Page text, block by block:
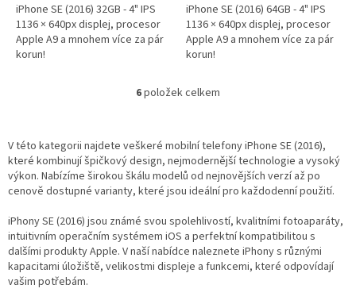
iPhone SE (2016) 32GB - 4" IPS
1136 × 640px displej, procesor
Apple A9 a mnohem více za pár
korun!
iPhone SE (2016) 64GB - 4" IPS
1136 × 640px displej, procesor
Apple A9 a mnohem více za pár
korun!
O
á
d
a
c
p
r
v
k
6položek celkem
V této kategorii najdete veškeré mobilní telefony iPhone SE (2016),
které kombinují špičkový design, nejmodernější technologie a vysoký
výkon. Nabízíme širokou škálu modelů od nejnovějších verzí až po
cenově dostupné varianty, které jsou ideální pro každodenní použití.
iPhony SE (2016) jsou známé svou spolehlivostí, kvalitními fotoaparáty,
intuitivním operačním systémem iOS a perfektní kompatibilitou s
dalšími produkty Apple. V naší nabídce naleznete iPhony s různými
kapacitami úložiště, velikostmi displeje a funkcemi, které odpovídají
vašim potřebám.